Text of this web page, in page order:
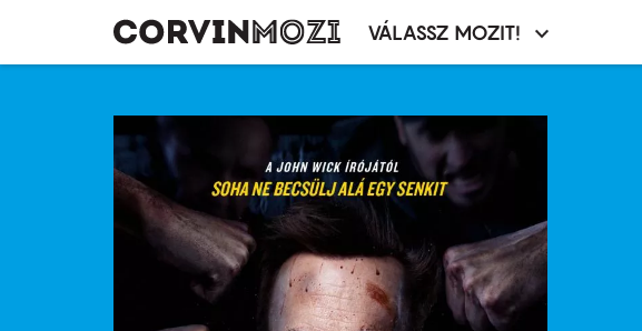
Moziválasztó
VÁLASSZ MOZIT!